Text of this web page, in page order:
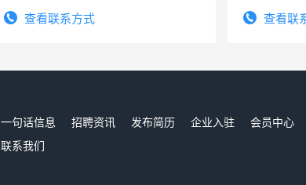
查看联系方式
太太等。
查看联
一句话信息 招聘资讯 发布简历 企业入驻 会员中心
联系我们